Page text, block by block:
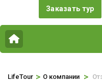
Заказать тур
LifeTour > О компании >